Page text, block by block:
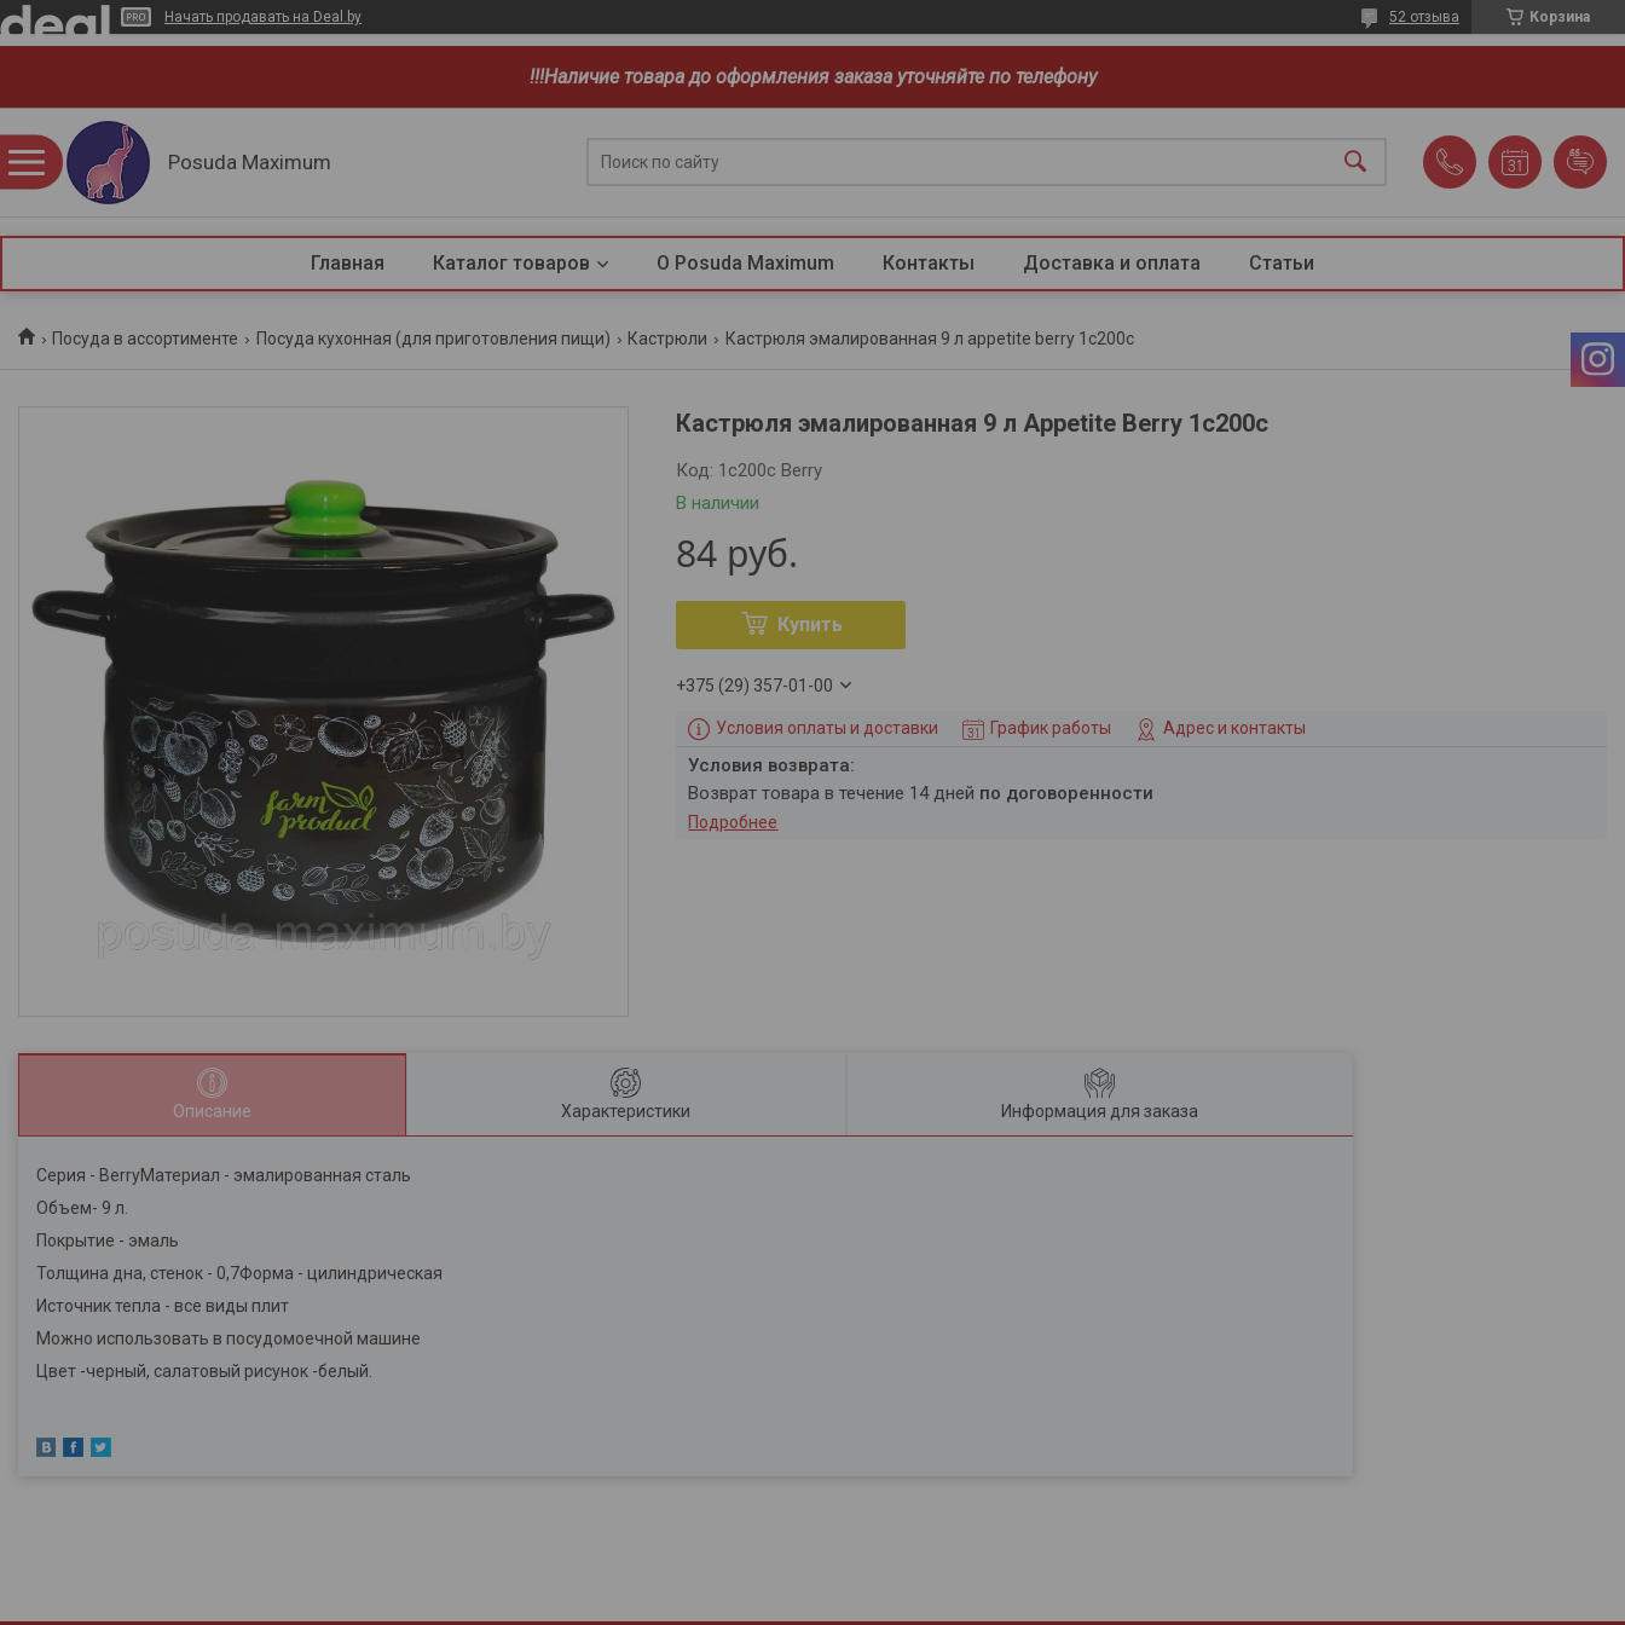
Начать продавать на Deal.by Корзина
52 отзыва
!!!Наличие товара до оформления заказа уточняйте по телефону
Posuda Maximum
Главная Каталог товаров О Posuda Maximum Контакты Доставка и оплата Статьи
Посуда в ассортименте Посуда кухонная (для приготовления пищи) Кастрюли Кастрюля эмалированная 9 л appetite berry 1с200с
Кастрюля эмалированная 9 л Appetite Berry 1с200с
В наличии
Код: 1c200c Berry
84 руб.
Купить
+375 (29) 357-01-00
Условия оплаты и доставки График работы Адрес и контакты
возврат товара в течение 14 дней по договоренности
Подробнее
Описание Характеристики Информация для заказа
Серия - BerryМатериал - эмалированная сталь
Объем- 9 л.
Покрытие - эмаль
Толщина дна, стенок - 0,7Форма - цилиндрическая
Источник тепла - все виды плит
Можно использовать в посудомоечной машине
Цвет -черный, салатовый рисунок -белый.